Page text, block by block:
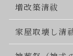
増改築清祓
家屋取壊し清